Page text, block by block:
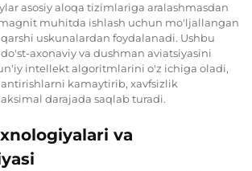
asosiy aloqa tizimlariga aralashmasdan
muhitda ishlash uchun mo'ljallangan
uskunalardan foydalanadi. Ushbu
axonaviy va dushman aviatsiyasini
intellekt algoritmlarini o'z ichiga oladi,
kamaytirib, xavfsizlik
darajada saqlab turadi.
va